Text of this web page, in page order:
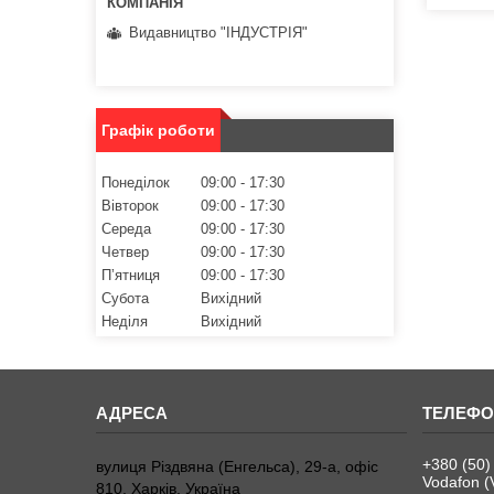
Видавництво "ІНДУСТРІЯ"
Графік роботи
Понеділок 09:00
17:30
Вівторок
09:00
17:30
Середа
09:00
17:30
Четвер
09:00
17:30
Пʼятниця
09:00
17:30
Субота
Вихідний
Неділя
Вихідний
вулиця Різдвяна (Енгельса), 29-а, офіс
810, Харків, Україна
+380
Vodafon